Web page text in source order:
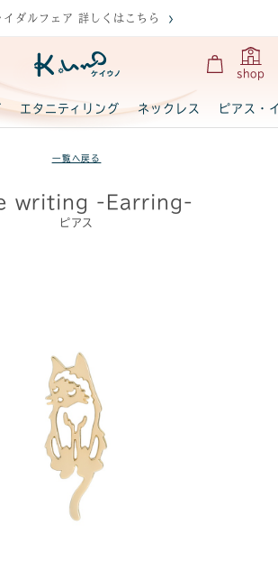
イダルフェア 詳しくはこちら
shop
エタニティリング ネックレス ピアス・
一覧へ戻る
writing -Earring-
ピアス